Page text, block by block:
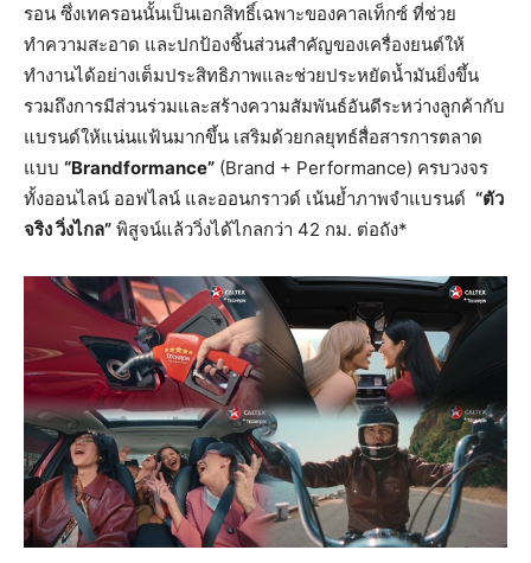
รอน ซึ่งเทครอนนั้นเป็นเอกสิทธิ์เฉพาะของคาลเท็กซ์ ที่ช่วย
ทำความสะอาด และปกป้องชิ้นส่วนสำคัญของเครื่องยนต์ให้
ทำงานได้อย่างเต็มประสิทธิภาพและช่วยประหยัดน้ำมันยิ่งขึ้น
รวมถึงการมีส่วนร่วมและสร้างความสัมพันธ์อันดีระหว่างลูกค้ากับ
แบรนด์ให้แน่นแฟ้นมากขึ้น เสริมด้วยกลยุทธ์สื่อสารการตลาด
แบบ “Brandformance” (Brand + Performance) ครบวงจร
ทั้งออนไลน์ ออฟไลน์ และออนกราวด์ เน้นย้ำภาพจำแบรนด์ “ตัว
จริงวิ่งไกล” พิสูจน์แล้ววิ่งได้ไกลกว่า 42 กม. ต่อถัง*